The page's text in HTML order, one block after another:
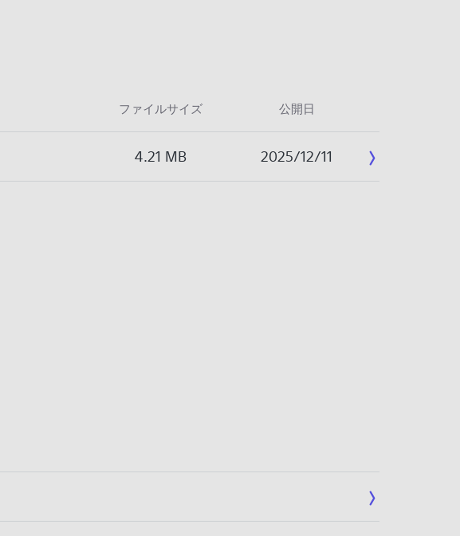
ファイルサイズ 公開日
4.21 MB 2025/12/11